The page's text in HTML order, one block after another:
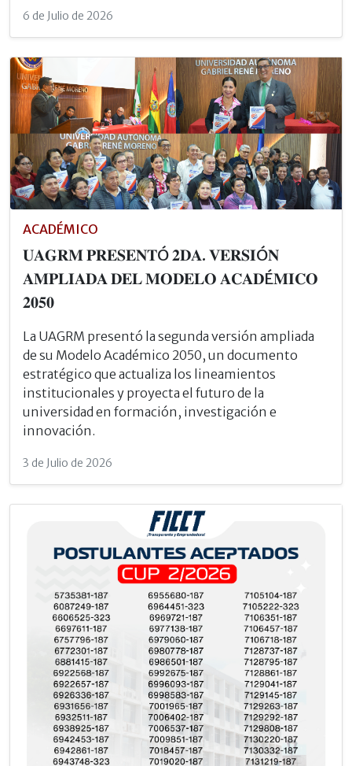
6 de Julio de 2026
ACADÉMICO
𝐔𝐀𝐆𝐑𝐌 𝐏𝐑𝐄𝐒𝐄𝐍𝐓Ó 𝟐𝐃𝐀. 𝐕𝐄𝐑𝐒𝐈Ó𝐍
𝐀𝐌𝐏𝐋𝐈𝐀𝐃𝐀 𝐃𝐄𝐋 𝐌𝐎𝐃𝐄𝐋𝐎 𝐀𝐂𝐀𝐃É𝐌𝐈𝐂𝐎
𝟐𝟎𝟓𝟎
La UAGRM presentó la segunda versión ampliada
de su Modelo Académico 2050, un documento
estratégico que actualiza los lineamientos
institucionales y proyecta el futuro de la
universidad en formación, investigación e
innovación.
3 de Julio de 2026